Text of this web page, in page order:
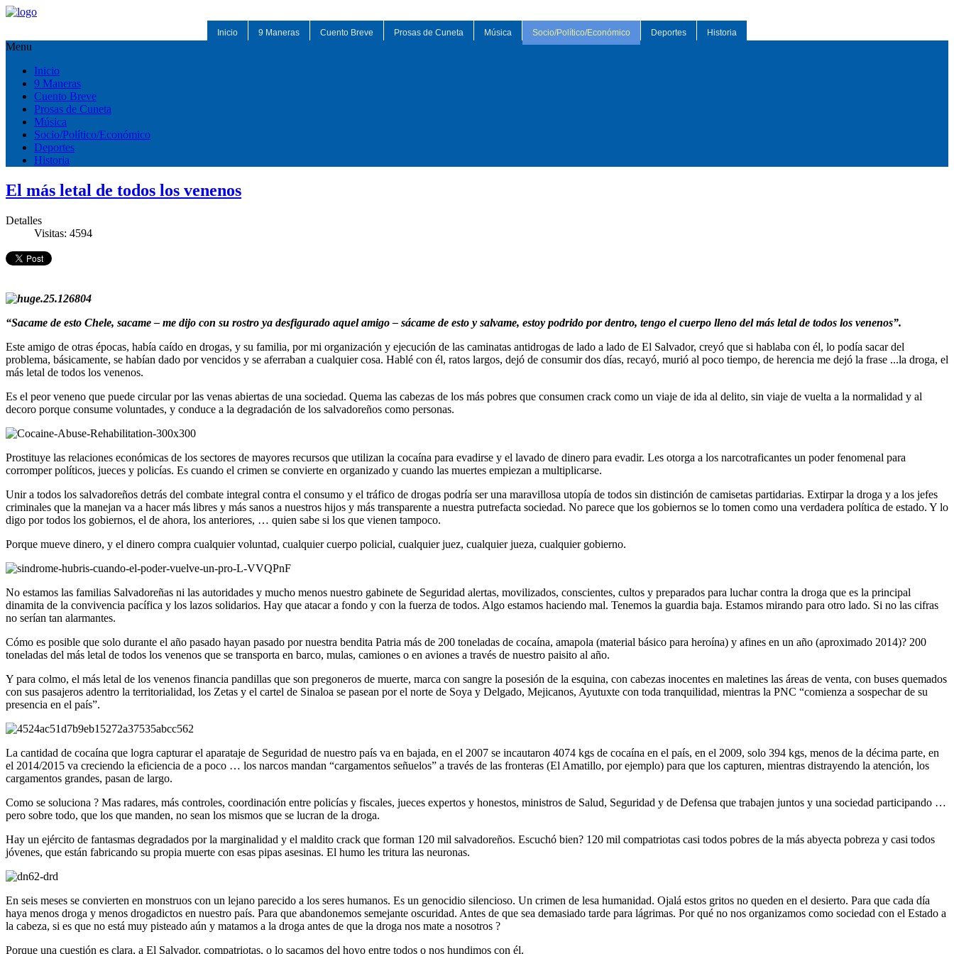
Inicio 9 Maneras Cuento Breve Prosas de Cuneta Música Socio/Político/Económico Deportes Historia
Menu
Inicio
9 Maneras
Cuento Breve
Prosas de Cuneta
Música
Socio/Político/Económico
Deportes
Historia
El más letal de todos los venenos
Detalles
Visitas: 4594
“Sacame de esto Chele, sacame – me dijo con su rostro ya desfigurado aquel amigo – sácame de esto y salvame, estoy podrido por dentro, tengo el cuerpo lleno del más letal de todos los venenos”.
Este amigo de otras épocas, había caído en drogas, y su familia, por mi organización y ejecución de las caminatas antidrogas de lado a lado de El Salvador, creyó que si hablaba con él, lo podía sacar del
problema, básicamente, se habían dado por vencidos y se aferraban a cualquier cosa. Hablé con él, ratos largos, dejó de consumir dos días, recayó, murió al poco tiempo, de herencia me dejó la frase ...la droga, el
más letal de todos los venenos.
Es el peor veneno que puede circular por las venas abiertas de una sociedad. Quema las cabezas de los más pobres que consumen crack como un viaje de ida al delito, sin viaje de vuelta a la normalidad y al
decoro porque consume voluntades, y conduce a la degradación de los salvadoreños como personas.
Prostituye las relaciones económicas de los sectores de mayores recursos que utilizan la cocaína para evadirse y el lavado de dinero para evadir. Les otorga a los narcotraficantes un poder fenomenal para
corromper políticos, jueces y policías. Es cuando el crimen se convierte en organizado y cuando las muertes empiezan a multiplicarse.
Unir a todos los salvadoreños detrás del combate integral contra el consumo y el tráfico de drogas podría ser una maravillosa utopía de todos sin distinción de camisetas partidarias. Extirpar la droga y a los jefes
criminales que la manejan va a hacer más libres y más sanos a nuestros hijos y más transparente a nuestra putrefacta sociedad. No parece que los gobiernos se lo tomen como una verdadera política de estado. Y lo
digo por todos los gobiernos, el de ahora, los anteriores, … quien sabe si los que vienen tampoco.
Porque mueve dinero, y el dinero compra cualquier voluntad, cualquier cuerpo policial, cualquier juez, cualquier jueza, cualquier gobierno.
No estamos las familias Salvadoreñas ni las autoridades y mucho menos nuestro gabinete de Seguridad alertas, movilizados, conscientes, cultos y preparados para luchar contra la droga que es la principal
dinamita de la convivencia pacífica y los lazos solidarios. Hay que atacar a fondo y con la fuerza de todos. Algo estamos haciendo mal. Tenemos la guardia baja. Estamos mirando para otro lado. Si no las cifras
no serían tan alarmantes.
Cómo es posible que solo durante el año pasado hayan pasado por nuestra bendita Patria más de 200 toneladas de cocaína, amapola (material básico para heroína) y afines en un año (aproximado 2014)? 200
toneladas del más letal de todos los venenos que se transporta en barco, mulas, camiones o en aviones a través de nuestro paisito al año.
Y para colmo, el más letal de los venenos financia pandillas que son pregoneros de muerte, marca con sangre la posesión de la esquina, con cabezas inocentes en maletines las áreas de venta, con buses quemados
con sus pasajeros adentro la territorialidad, los Zetas y el cartel de Sinaloa se pasean por el norte de Soya y Delgado, Mejicanos, Ayutuxte con toda tranquilidad, mientras la PNC “comienza a sospechar de su
presencia en el país”.
La cantidad de cocaína que logra capturar el aparataje de Seguridad de nuestro país va en bajada, en el 2007 se incautaron 4074 kgs de cocaína en el país, en el 2009, solo 394 kgs, menos de la décima parte, en
el 2014/2015 va creciendo la eficiencia de a poco … los narcos mandan “cargamentos señuelos” a través de las fronteras (El Amatillo, por ejemplo) para que los capturen, mientras distrayendo la atención, los
cargamentos grandes, pasan de largo.
Como se soluciona ? Mas radares, más controles, coordinación entre policías y fiscales, jueces expertos y honestos, ministros de Salud, Seguridad y de Defensa que trabajen juntos y una sociedad participando …
pero sobre todo, que los que manden, no sean los mismos que se lucran de la droga.
Hay un ejército de fantasmas degradados por la marginalidad y el maldito crack que forman 120 mil salvadoreños. Escuchó bien? 120 mil compatriotas casi todos pobres de la más abyecta pobreza y casi todos
jóvenes, que están fabricando su propia muerte con esas pipas asesinas. El humo les tritura las neuronas.
En seis meses se convierten en monstruos con un lejano parecido a los seres humanos. Es un genocidio silencioso. Un crimen de lesa humanidad. Ojalá estos gritos no queden en el desierto. Para que cada día
haya menos droga y menos drogadictos en nuestro país. Para que abandonemos semejante oscuridad. Antes de que sea demasiado tarde para lágrimas. Por qué no nos organizamos como sociedad con el Estado a
la cabeza, si es que no está muy pisteado aún y matamos a la droga antes de que la droga nos mate a nosotros ?
Porque una cuestión es clara, a El Salvador, compatriotas, o lo sacamos del hoyo entre todos o nos hundimos con él.